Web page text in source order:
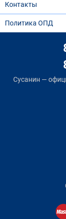
Контакты
Политика ОПД
Сусанин —